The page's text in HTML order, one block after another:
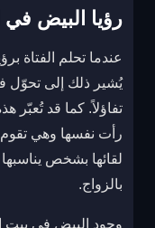
رؤيا البيض في
عندما تحلم الفتاة
يُشير ذلك إلى تحوّل
تفاؤلاً. كما قد تُعبّر
رأت نفسها وهي تقوم
لقائها بشخص
بالزواج.
وجود البيض في بيت